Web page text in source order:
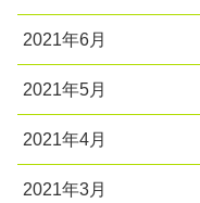
2021年6月
2021年5月
2021年4月
2021年3月